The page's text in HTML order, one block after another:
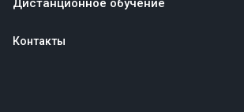
Дистанционное обучение
Контакты